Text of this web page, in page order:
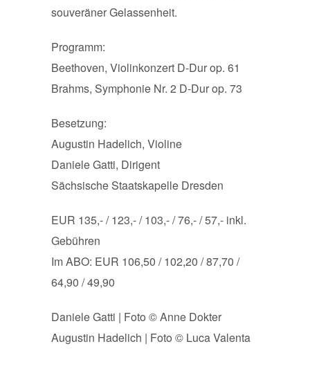
souveräner Gelassenheit.
Programm:
Beethoven, Violinkonzert D-Dur op. 61
Brahms, Symphonie Nr. 2 D-Dur op. 73
Besetzung:
Augustin Hadelich, Violine
Daniele Gatti, Dirigent
Sächsische Staatskapelle Dresden
EUR 135,- / 123,- / 103,- / 76,- / 57,- inkl.
Gebühren
Im ABO: EUR 106,50 / 102,20 / 87,70 /
64,90 / 49,90
Daniele Gatti | Foto © Anne Dokter
Augustin Hadelich | Foto © Luca Valenta